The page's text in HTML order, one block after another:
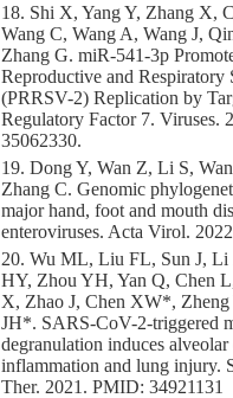
18. Shi X, Yang Y, Zhang X,
Wang C, Wang A, Wang J,
Zhang G. miR-541-3p
Reproductive and Respiratory
(PRRSV-2) Replication by
Regulatory Factor 7. Viruses.
35062330.
19. Dong Y, Wan Z, Li S,
Zhang C. Genomic
major hand, foot and mouth
enteroviruses. Acta Virol.
20. Wu ML, Liu FL, Sun J,
HY, Zhou YH, Yan Q, Chen
X, Zhao J, Chen XW*,
JH*. SARS-CoV-2-triggered
degranulation induces
inflammation and lung injury.
Ther. 2021. PMID: 34921131